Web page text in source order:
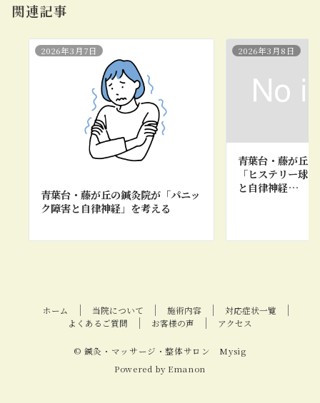
関連記事
2026年3月7日
青葉台・藤が丘の鍼灸院が「パニッ
ク障害と自律神経」を考える
2026年3月8日
青葉台・藤が丘
「ヒステリー球
と自律神経…
ホーム 当院について 施術内容
対応症状一覧
よくあるご質問
お客様の声 アクセス
© 鍼灸・マッサージ・整体サロン Mysig
Powered by Emanon